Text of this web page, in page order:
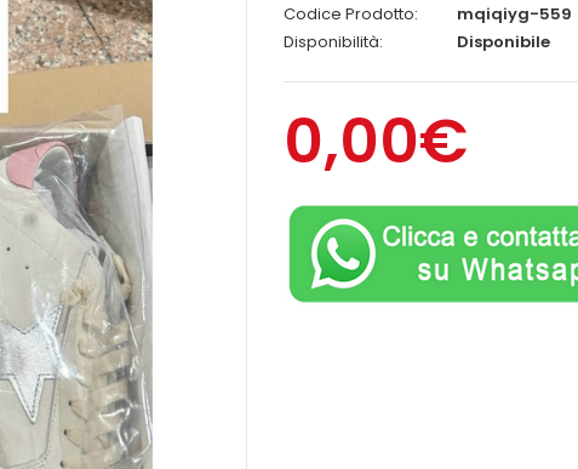
Codice Prodotto:
mqiqiyg-559
Disponibilità:
Disponibile
0,00€